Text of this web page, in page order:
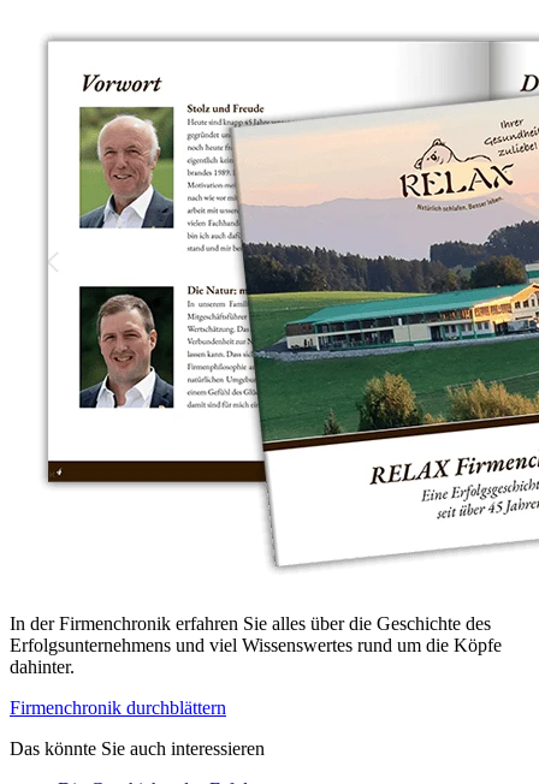
In der Firmenchronik erfahren Sie alles über die Geschichte des
Erfolgsunternehmens und viel Wissenswertes rund um die Köpfe
dahinter.
Firmenchronik durchblättern
Das könnte Sie auch interessieren